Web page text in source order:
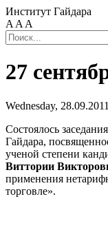
Институт Гайдара
A A A
27
Wednesday,
Состоялось
Гайдара,
ученой степени
Виттории
применения
торговле».